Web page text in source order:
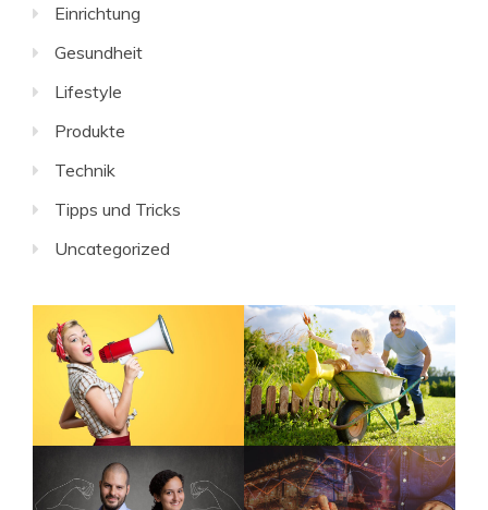
Einrichtung
Gesundheit
Lifestyle
Produkte
Technik
Tipps und Tricks
Uncategorized